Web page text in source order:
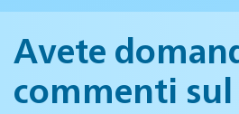
Avete
commenti sul